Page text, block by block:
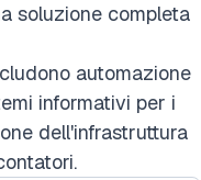
soluzione completa
automazione
informativi per i
dell'infrastruttura